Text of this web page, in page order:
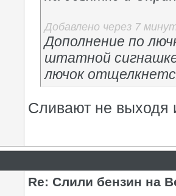
Добавлено через 7
Дополнение по
штатной
лючок
Сливают не выходя
Re: Слили бензин на